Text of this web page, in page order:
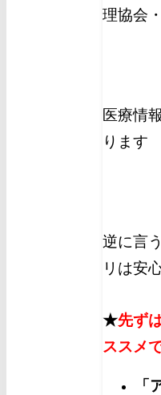
理協会
医療情
ります
逆に言
リは安
★先ず
ススメ
「